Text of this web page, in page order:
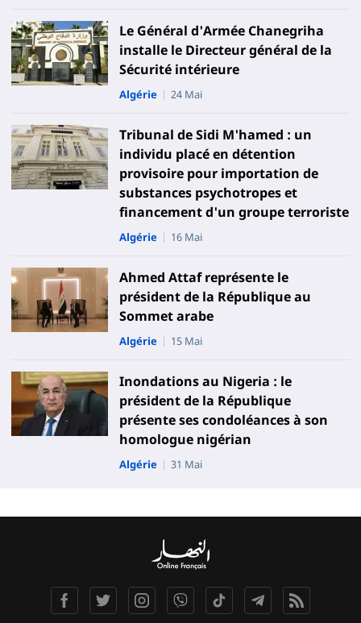
Le Général d'Armée Chanegriha
installe le Directeur général de la
Sécurité intérieure
Algérie 24 Mai
Tribunal de Sidi M'hamed : un
individu placé en détention
provisoire pour importation de
substances psychotropes et
financement d'un groupe terroriste
Algérie 16 Mai
Ahmed Attaf représente le
président de la République au
Sommet arabe
Algérie 15 Mai
Inondations au Nigeria : le
président de la République
présente ses condoléances à son
homologue nigérian
Algérie 31 Mai